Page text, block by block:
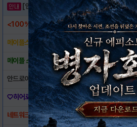
[안내] 헝그리앱 필수 상식! 밥알 획득 안내..
<100% 초보지원> 초보지원 해드..
메이플스토리 히어로즈 통합 공략집☆
메이플 스토리 히어로즈 다운로드 링크
안드로이드게임추천 메이플스토리 히어로즈 리뷰 ..
♡히어로즈♥ ★겟유저,넷닉명단☆
네트워크아이디가 뭐지?? [초보자님들필독]